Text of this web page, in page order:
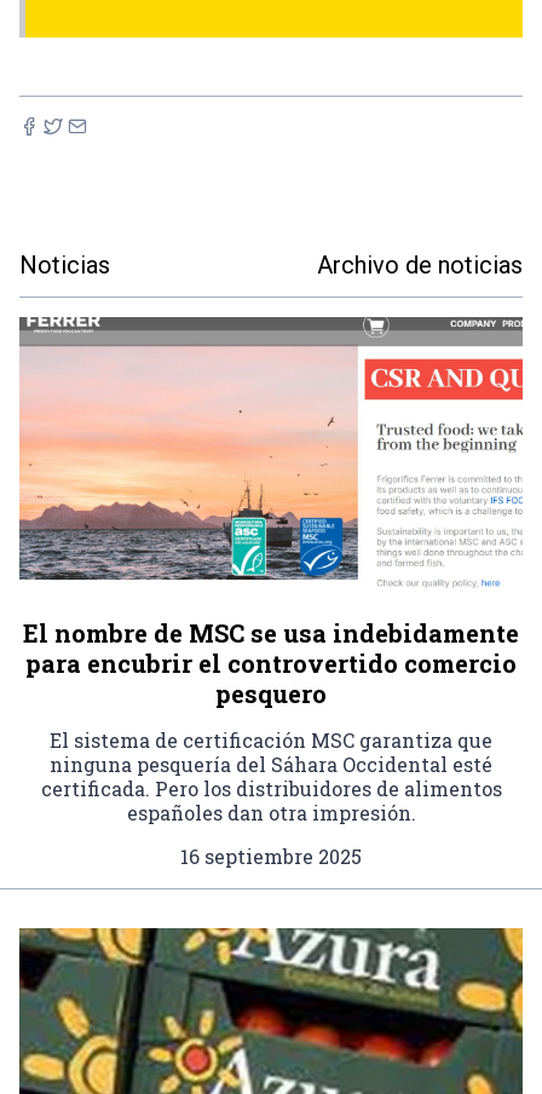
Noticias Archivo de noticias
El nombre de MSC se usa indebidamente
para encubrir el controvertido comercio
pesquero
El sistema de certificación MSC garantiza que
ninguna pesquería del Sáhara Occidental esté
certificada. Pero los distribuidores de alimentos
españoles dan otra impresión.
16 septiembre 2025